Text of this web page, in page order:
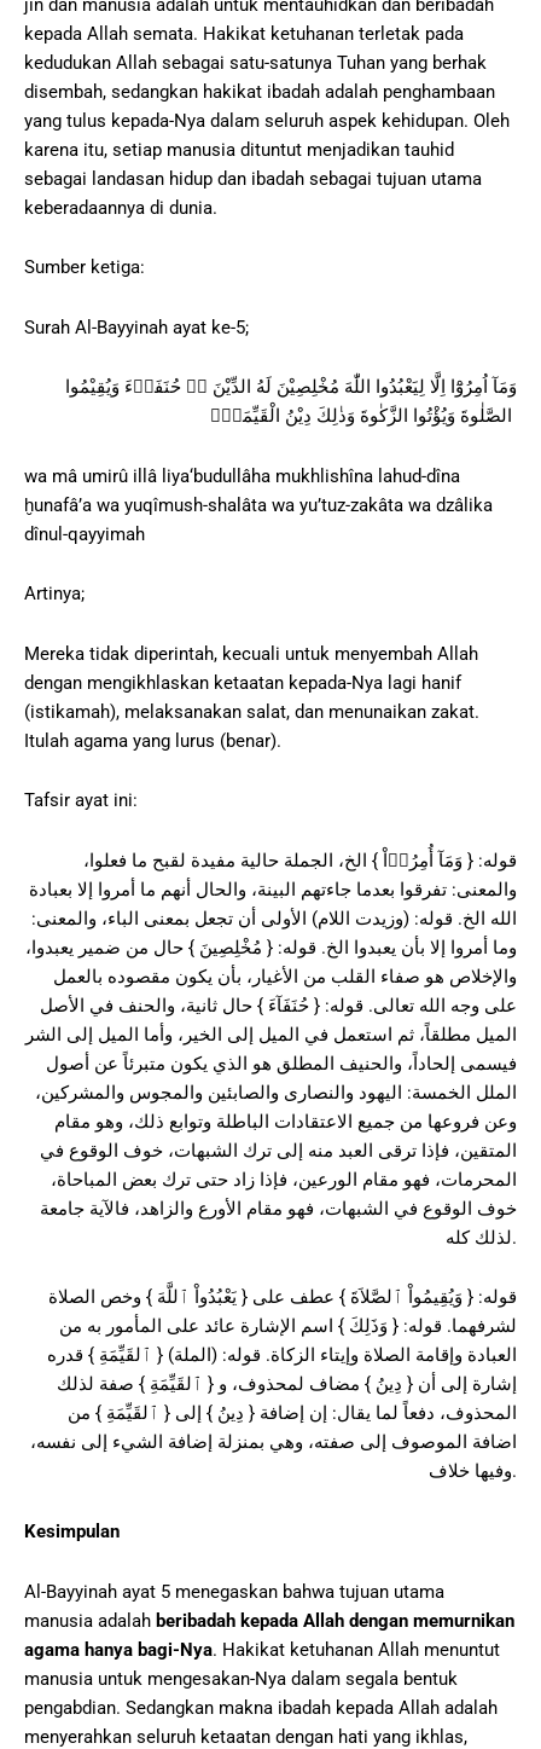
jin dan manusia adalah untuk mentauhidkan dan beribadah
kepada Allah semata. Hakikat ketuhanan terletak pada
kedudukan Allah sebagai satu-satunya Tuhan yang berhak
disembah, sedangkan hakikat ibadah adalah penghambaan
yang tulus kepada-Nya dalam seluruh aspek kehidupan. Oleh
karena itu, setiap manusia dituntut menjadikan tauhid
sebagai landasan hidup dan ibadah sebagai tujuan utama
keberadaannya di dunia.
Sumber ketiga:
Surah Al-Bayyinah ayat ke-5;
وَمَآ اُمِرُوْٓا اِلَّا لِيَعْبُدُوا اللّٰهَ مُخْلِصِيْنَ لَهُ الدِّيْنَ ەۙ حُنَفَاۤءَ وَيُقِيْمُوا
wa mâ umirû illâ liya‘budullâha mukhlishîna lahud-dîna
ḫunafâ’a wa yuqîmush-shalâta wa yu’tuz-zakâta wa dzâlika
dînul-qayyimah
Artinya;
Mereka tidak diperintah, kecuali untuk menyembah Allah
dengan mengikhlaskan ketaatan kepada-Nya lagi hanif
(istikamah), melaksanakan salat, dan menunaikan zakat.
Itulah agama yang lurus (benar).
Tafsir ayat ini:
قوله: { وَمَآ أُمِرُوۤاْ } الخ، الجملة حالية مفيدة لقبح ما فعلوا،
والمعنى: تفرقوا بعدما جاءتهم البينة، والحال أنهم ما أمروا إلا بعبادة
الله الخ. قوله: (وزيدت اللام) الأولى أن تجعل بمعنى الباء، والمعنى:
وما أمروا إلا بأن يعبدوا الخ. قوله: { مُخْلِصِينَ } حال من ضمير يعبدوا،
والإخلاص هو صفاء القلب من الأغيار، بأن يكون مقصوده بالعمل
على وجه الله تعالى. قوله: { حُنَفَآءَ } حال ثانية، والحنف في الأصل
الميل مطلقاً، ثم استعمل في الميل إلى الخير، وأما الميل إلى الشر
فيسمى إلحاداً، والحنيف المطلق هو الذي يكون متبرئاً عن أصول
الملل الخمسة: اليهود والنصارى والصابئين والمجوس والمشركين،
وعن فروعها من جميع الاعتقادات الباطلة وتوابع ذلك، وهو مقام
المتقين، فإذا ترقى العبد منه إلى ترك الشبهات، خوف الوقوع في
المحرمات، فهو مقام الورعين، فإذا زاد حتى ترك بعض المباحاة،
خوف الوقوع في الشبهات، فهو مقام الأورع والزاهد، فالآية جامعة
لذلك كله.
قوله: { وَيُقِيمُواْ ٱلصَّلاَةَ } عطف على { يَعْبُدُواْ ٱللَّهَ } وخص الصلاة
لشرفهما. قوله: { وَذَلِكَ } اسم الإشارة عائد على المأمور به من
العبادة وإقامة الصلاة وإيتاء الزكاة. قوله: (الملة) { ٱلقَيِّمَةِ } قدره
إشارة إلى أن { دِينُ } مضاف لمحذوف، و { ٱلقَيِّمَةِ } صفة لذلك
المحذوف، دفعاً لما يقال: إن إضافة { دِينُ } إلى { ٱلقَيِّمَةِ } من
اضافة الموصوف إلى صفته، وهي بمنزلة إضافة الشيء إلى نفسه،
وفيها خلاف.
Kesimpulan
Al-Bayyinah ayat 5 menegaskan bahwa tujuan utama
manusia adalah beribadah kepada Allah dengan memurnikan
agama hanya bagi-Nya. Hakikat ketuhanan Allah menuntut
manusia untuk mengesakan-Nya dalam segala bentuk
pengabdian. Sedangkan makna ibadah kepada Allah adalah
menyerahkan seluruh ketaatan dengan hati yang ikhlas,